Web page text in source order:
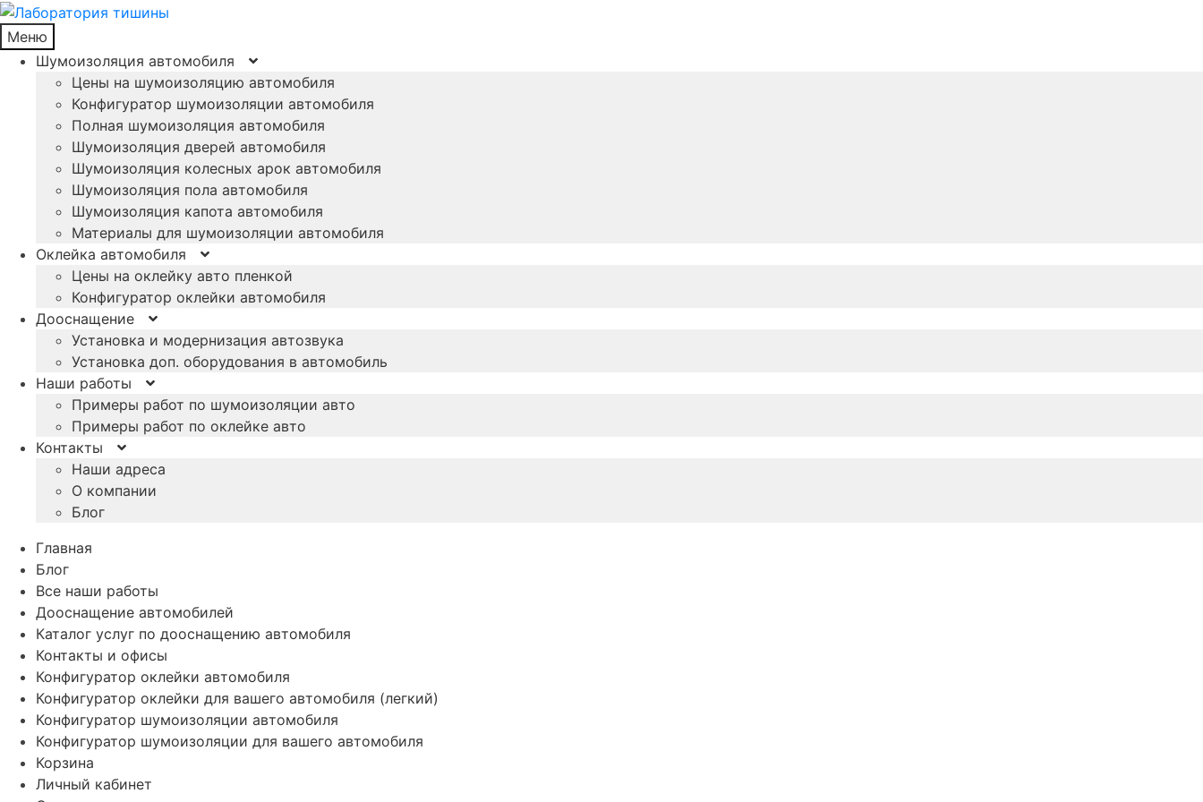
Меню
Шумоизоляция автомобиля
Цены на шумоизоляцию автомобиля
Конфигуратор шумоизоляции автомобиля
Полная шумоизоляция автомобиля
Шумоизоляция дверей автомобиля
Шумоизоляция колесных арок автомобиля
Шумоизоляция пола автомобиля
Шумоизоляция капота автомобиля
Материалы для шумоизоляции автомобиля
Оклейка автомобиля
Цены на оклейку авто пленкой
Конфигуратор оклейки автомобиля
Дооснащение
Установка и модернизация автозвука
Установка доп. оборудования в автомобиль
Наши работы
Примеры работ по шумоизоляции авто
Примеры работ по оклейке авто
Контакты
Наши адреса
О компании
Блог
Главная
Блог
Все наши работы
Дооснащение автомобилей
Каталог услуг по дооснащению автомобиля
Контакты и офисы
Конфигуратор оклейки автомобиля
Конфигуратор оклейки для вашего автомобиля (легкий)
Конфигуратор шумоизоляции автомобиля
Конфигуратор шумоизоляции для вашего автомобиля
Корзина
Личный кабинет